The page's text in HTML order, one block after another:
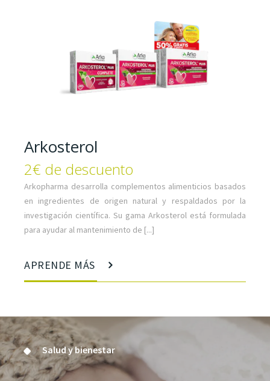
Arkosterol
2€ de descuento
Arkopharma desarrolla complementos alimenticios basados
en ingredientes de origen natural y respaldados por la
investigación científica. Su gama Arkosterol está formulada
para ayudar al mantenimiento de [...]
APRENDE MÁS
Salud y bienestar